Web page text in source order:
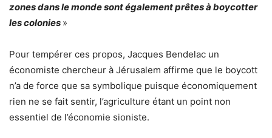
zones dans le monde sont également prêtes à boycotter
les colonies »
Pour tempérer ces propos, Jacques Bendelac un
économiste chercheur à Jérusalem affirme que le boycott
n’a de force que sa symbolique puisque économiquement
rien ne se fait sentir, l’agriculture étant un point non
essentiel de l’économie sioniste.